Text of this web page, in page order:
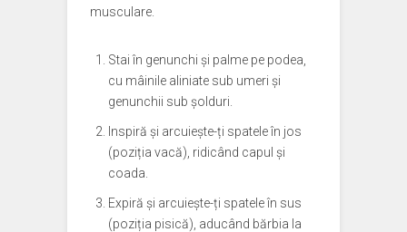
musculare.
Stai în genunchi și palme pe podea,
cu mâinile aliniate sub umeri și
genunchii sub șolduri.
Inspiră și arcuiește-ți spatele în jos
(poziția vacă), ridicând capul și
coada.
Expiră și arcuiește-ți spatele în sus
(poziția pisică), aducând bărbia la